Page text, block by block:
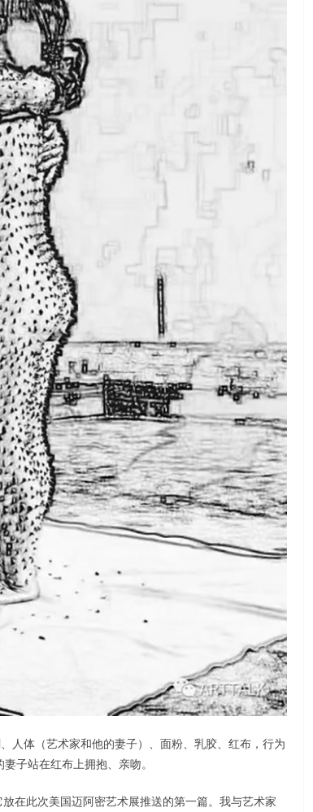
人体（艺术家和他的妻子）、面粉、乳胶、红布，行为
子站在红布上拥抱、亲吻。
在此次美国迈阿密艺术展推送的第一篇。我与艺术家